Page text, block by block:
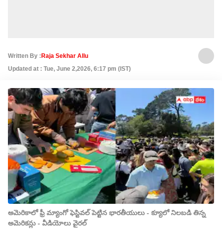
Written By : Raja Sekhar Allu
Updated at : Tue, June 2,2026, 6:17 pm (IST)
అమెరికాలో ఫ్రీ మ్యాంగో ఫెస్టివల్ పెట్టిన భారతీయులు - క్యూలో నిలబడి తిన్న
అమెరికన్లు - వీడియోలు వైరల్